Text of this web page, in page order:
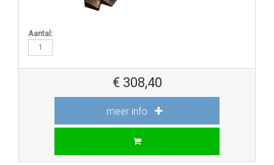
Aantal:
€ 308,40
meer info